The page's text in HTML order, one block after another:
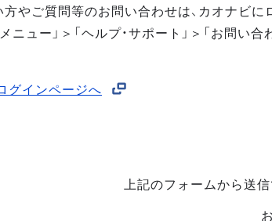
やご質問等のお問い合わせは、カオナビに
ニュー」＞「ヘルプ・サポート」＞「お問い合
グインページへ
上記のフォームから送